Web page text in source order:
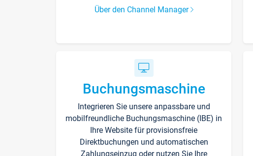
Über den Channel Manager
Buchungsmaschine
Integrieren Sie unsere anpassbare und
mobilfreundliche Buchungsmaschine (IBE) in
Ihre Website für provisionsfreie
Direktbuchungen und automatischen
Zahlungseinzug oder nutzen Sie Ihre